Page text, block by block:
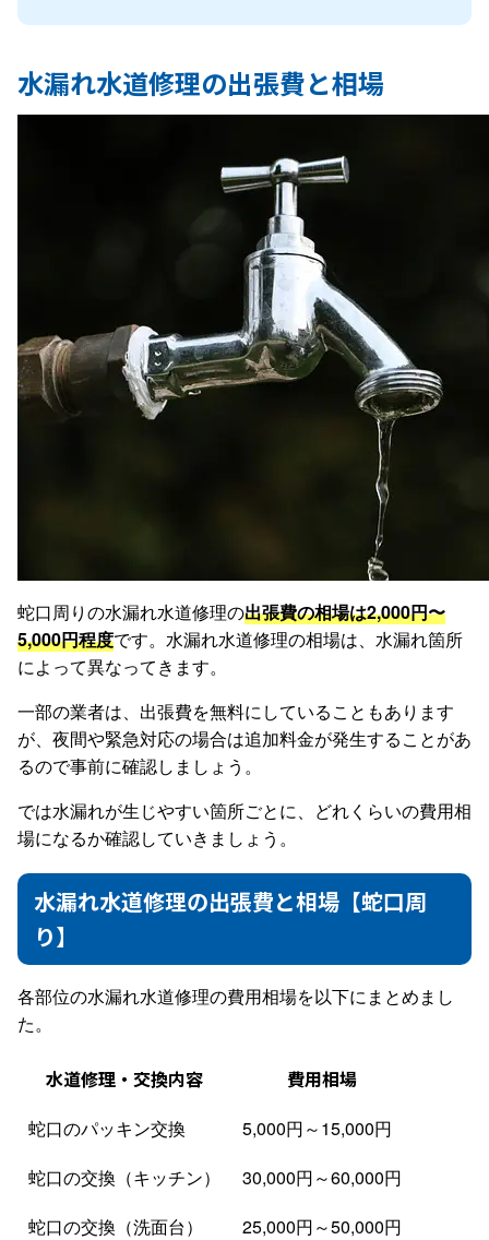
水漏れ水道修理の出張費と相場
蛇口周りの水漏れ水道修理の出張費の相場は2,000円〜
5,000円程度です。水漏れ水道修理の相場は、水漏れ箇所
によって異なってきます。
一部の業者は、出張費を無料にしていることもあります
が、夜間や緊急対応の場合は追加料金が発生することがあ
るので事前に確認しましょう。
では水漏れが生じやすい箇所ごとに、どれくらいの費用相
場になるか確認していきましょう。
水漏れ水道修理の出張費と相場【蛇口周
り】
各部位の水漏れ水道修理の費用相場を以下にまとめまし
た。
水道修理・交換内容 費用相場
蛇口のパッキン交換
5,000円～15,000円
蛇口の交換（キッチン）
30,000円～60,000円
蛇口の交換（洗面台）
25,000円～50,000円